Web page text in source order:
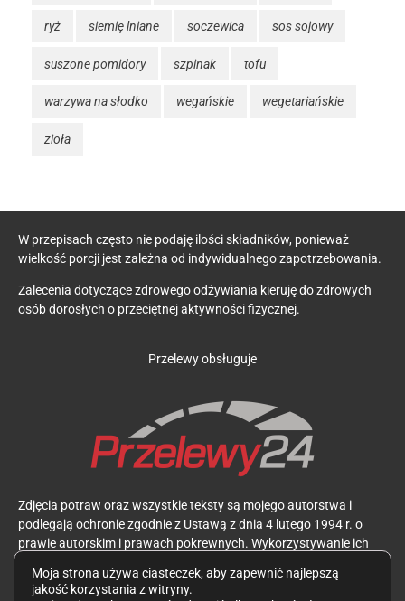
ryż siemię lniane soczewica sos sojowy
suszone pomidory szpinak tofu
warzywa na słodko wegańskie wegetariańskie
zioła
W przepisach często nie podaję ilości składników, ponieważ
wielkość porcji jest zależna od indywidualnego zapotrzebowania.
Zalecenia dotyczące zdrowego odżywiania kieruję do zdrowych
osób dorosłych o przeciętnej aktywności fizycznej.
Przelewy obsługuje
Zdjęcia potraw oraz wszystkie teksty są mojego autorstwa i
podlegają ochronie zgodnie z Ustawą z dnia 4 lutego 1994 r. o
prawie autorskim i prawach pokrewnych. Wykorzystywanie ich
Moja strona używa ciasteczek, aby zapewnić najlepszą
jakość korzystania z witryny.